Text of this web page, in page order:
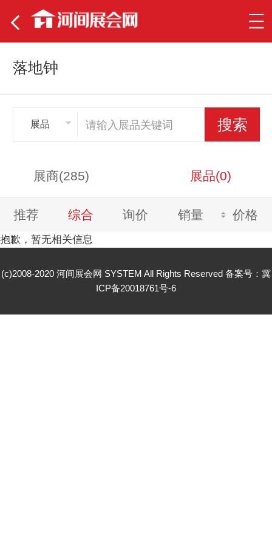
落地钟
展品
展商(285) 展品(0)
推荐 综合 询价 销量 价格
抱歉，暂无相关信息
(c)2008-2020 河间展会网 SYSTEM All Rights Reserved 备案号： 冀
ICP备20018761号-6